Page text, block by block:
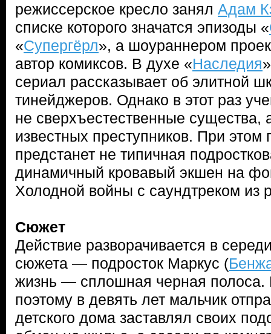
режиссерское кресло занял Адам
списке которого значатся эпизоды «
«Супергёрл», а шоураннером
автор комиксов. В духе «Наследия
сериал рассказывает об элитной
тинейджеров. Однако в этот раз
не сверхъестественные существа,
известных преступников. При этом
предстанет не типичная
динамичный кровавый экшен на
Холодной войны с саундтреком из
Сюжет
Действие разворачивается в
сюжета — подросток Маркус (
жизнь — сплошная черная полоса.
поэтому в девять лет мальчик
детского дома заставлял своих